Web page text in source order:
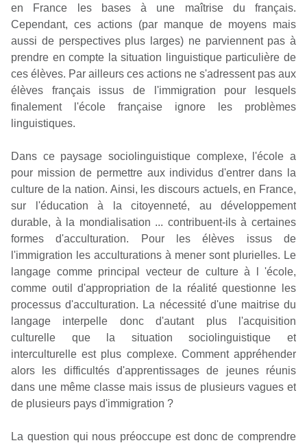
en France les bases à une maîtrise du français.
Cependant, ces actions (par manque de moyens mais
aussi de perspectives plus larges) ne parviennent pas à
prendre en compte la situation linguistique particulière de
ces élèves. Par ailleurs ces actions ne s'adressent pas aux
élèves français issus de l'immigration pour lesquels
finalement l'école française ignore les problèmes
linguistiques.
Dans ce paysage sociolinguistique complexe, l'école a
pour mission de permettre aux individus d'entrer dans la
culture de la nation. Ainsi, les discours actuels, en France,
sur l'éducation à la citoyenneté, au développement
durable, à la mondialisation ... contribuent-ils à certaines
formes d'acculturation. Pour les élèves issus de
l'immigration les acculturations à mener sont plurielles. Le
langage comme principal vecteur de culture à l 'école,
comme outil d'appropriation de la réalité questionne les
processus d'acculturation. La nécessité d'une maitrise du
langage interpelle donc d'autant plus l'acquisition
culturelle que la situation sociolinguistique et
interculturelle est plus complexe. Comment appréhender
alors les difficultés d'apprentissages de jeunes réunis
dans une même classe mais issus de plusieurs vagues et
de plusieurs pays d'immigration ?
La question qui nous préoccupe est donc de comprendre